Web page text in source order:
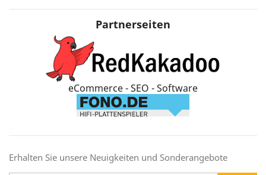
Partnerseiten
eCommerce - SEO - Software
Erhalten Sie unsere Neuigkeiten und Sonderangebote